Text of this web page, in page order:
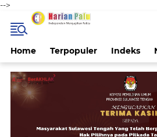
-->
Home Terpopuler Indeks